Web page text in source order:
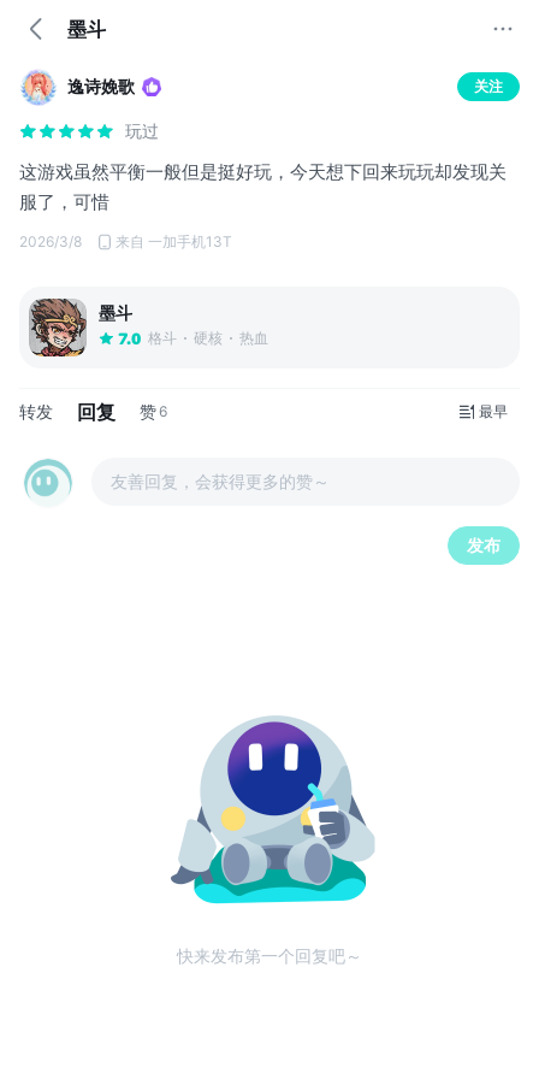
墨斗
逸诗娩歌 关注
玩过
这游戏虽然平衡一般但是挺好玩，今天想下回来玩玩却发现关
服了，可惜
2026/3/8 来自 一加手机13T
墨斗
7.0 格斗 硬核 热血
转发 回复 赞6 最早
友善回复，会获得更多的赞～
发布
快来发布第一个回复吧～